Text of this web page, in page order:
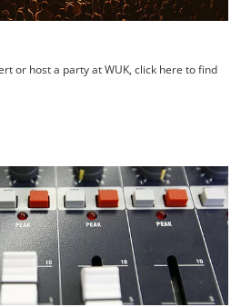
or host a party at WUK, click here to find